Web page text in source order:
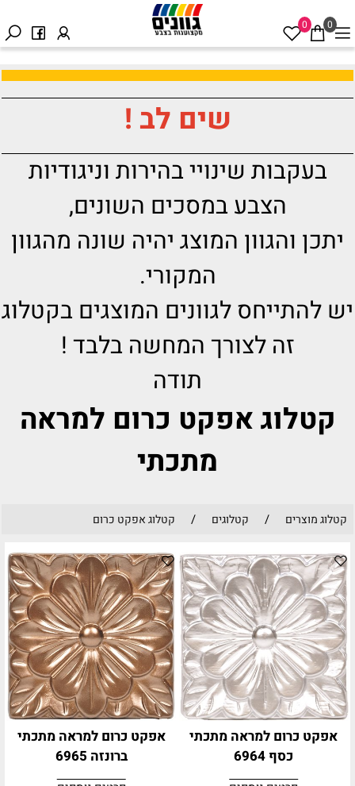
0
0
שים לב !
בעקבות שינויי בהירות וניגודיות
הצבע במסכים השונים,
יתכן והגוון המוצג יהיה שונה מהגוון
המקורי.
יש להתייחס לגוונים המוצגים בקטלוג
זה לצורך המחשה בלבד !
תודה
קטלוג אפקט כרום למראה
מתכתי
קטלוג מוצרים / קטלוגים / קטלוג אפקט כרום
אפקט כרום למראה מתכתי
כסף 6964
אפקט כרום למראה מתכתי
ברונזה 6965